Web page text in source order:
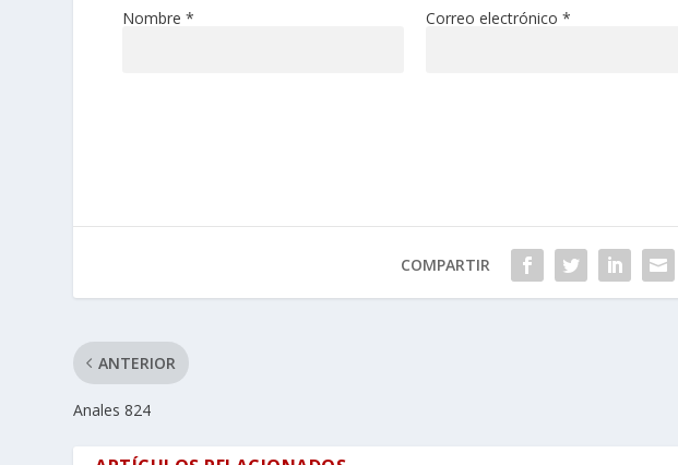
Nombre * Correo electrónico*
COMPARTIR
ANTERIOR
Anales 824